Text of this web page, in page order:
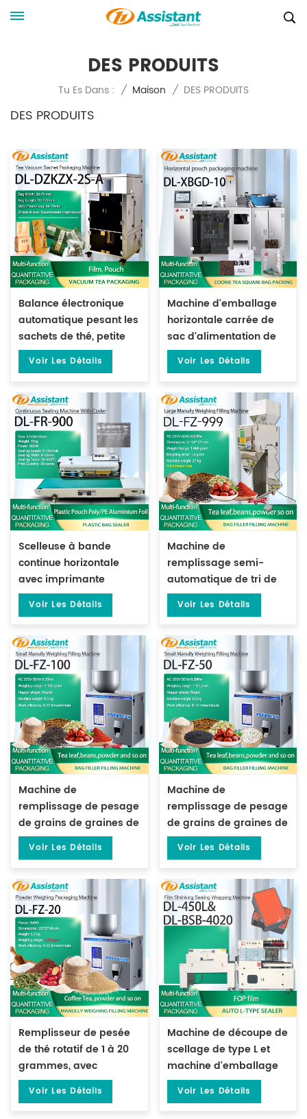
DES PRODUITS
Tu Es Dans : / Maison / DES PRODUITS
DES PRODUITS
Balance électronique
automatique pesant les
sachets de thé, petite
pochette, Machine
d'emballage sous vide
Voir Les Détails
Machine d'emballage
horizontale carrée de
sac d'alimentation de
thé de biscuit DL-XBGD-
10
Voir Les Détails
Scelleuse à bande
continue horizontale
avec imprimante
d'impression de date
Voir Les Détails
Machine de
remplissage semi-
automatique de tri de
particules de poudre de
Voir Les Détails
Machine de
remplissage de pesage
de grains de graines de
thé de particules de 1 à
100 grammes DL-FZ-100
Voir Les Détails
Machine de
remplissage de pesage
de grains de graines de
thé de particules de 1 à
50 grammes DL-FZ-50
Voir Les Détails
Remplisseur de pesée
de thé rotatif de 1 à 20
grammes, avec
Machine de pesage de
Voir Les Détails
Machine de découpe de
scellage de type L et
machine d'emballage
de tunnel
Voir Les Détails